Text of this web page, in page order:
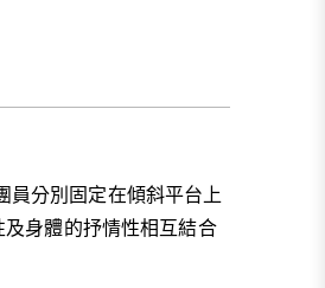
員分別固定在傾斜平台上
身體的抒情性相互結合